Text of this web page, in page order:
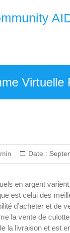
Virtuelle
Date :
en argent
est celui des
d’acheter et de
la vente de
la livraison et est